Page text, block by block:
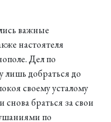
важные
настоятеля
Дел по
лишь добраться до
своему усталому
снова браться за свои
по